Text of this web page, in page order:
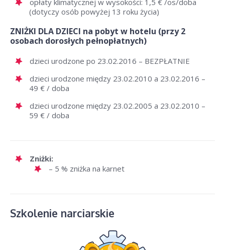
opłaty klimatycznej w wysokości: 1,5 € /os/doba
(dotyczy osób powyżej 13 roku życia)
ZNIŻKI DLA DZIECI na pobyt w hotelu (przy 2
osobach dorosłych pełnopłatnych)
dzieci urodzone po 23.02.2016 – BEZPŁATNIE
dzieci urodzone między 23.02.2010 a 23.02.2016 –
49 € / doba
dzieci urodzone między 23.02.2005 a 23.02.2010 –
59 € / doba
Zniżki:
– 5 % zniżka na karnet
Szkolenie narciarskie